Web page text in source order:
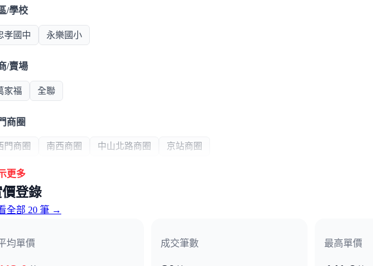
/學校
孝國中 永樂國小
/賣場
家福 全聯
商圈
門商圈 南西商圈 中山北路商圈 京站商圈
機構
更多
價登錄
全部 20 筆 →
均單價 成交筆數 最高單價